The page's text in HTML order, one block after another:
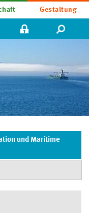
Gestaltung
und Maritime